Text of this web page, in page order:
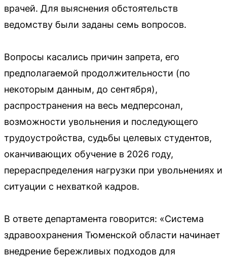
врачей. Для выяснения обстоятельств
ведомству были заданы семь вопросов.
Вопросы касались причин запрета, его
предполагаемой продолжительности (по
некоторым данным, до сентября),
распространения на весь медперсонал,
возможности увольнения и последующего
трудоустройства, судьбы целевых студентов,
оканчивающих обучение в 2026 году,
перераспределения нагрузки при увольнениях и
ситуации с нехваткой кадров.
В ответе департамента говорится: «Система
здравоохранения Тюменской области начинает
внедрение бережливых подходов для